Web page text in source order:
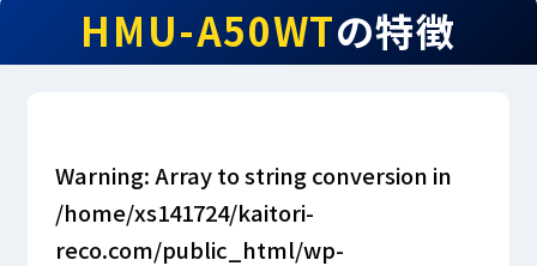
HMU-A50WTの特徴
Warning: Array to string conversion in
/home/xs141724/kaitori-
reco.com/public_html/wp-